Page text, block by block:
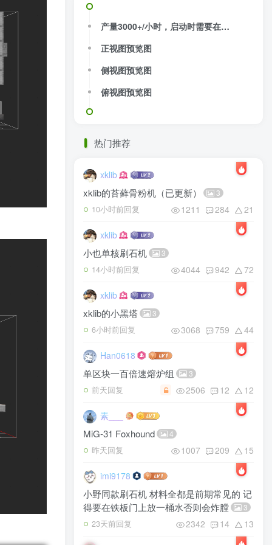
产量3000+/小时，启动时需要在朝向苔藓块的发射器填充10个骨粉
正视图预览图
侧视图预览图
俯视图预览图
热门推荐
xklib
xklib的苔藓骨粉机（已更新） 3
10小时前回复 1211 284 21
xklib
小也单核刷石机 3
14小时前回复 4044 942 72
xklib
xklib的小黑塔 3
6小时前回复 3068 759 44
Han0618
单区块一百倍速熔炉组 3
前天回复 2506 12 12
素___
MiG-31 Foxhound 4
昨天回复 1007 209 15
imi9178
小野同款刷石机 材料全都是前期常见的 记
得要在铁板门上放一桶水否则会炸膛
3
23天前回复 2342 14 13